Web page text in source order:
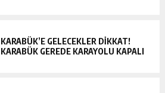
KARABÜK’E GELECEKLER DİKKAT!
KARABÜK GEREDE KARAYOLU KAPALI